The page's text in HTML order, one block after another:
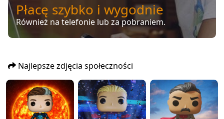
Płacę szybko i wygodnie
Również na telefonie lub za pobraniem.
Najlepsze zdjęcia społeczności